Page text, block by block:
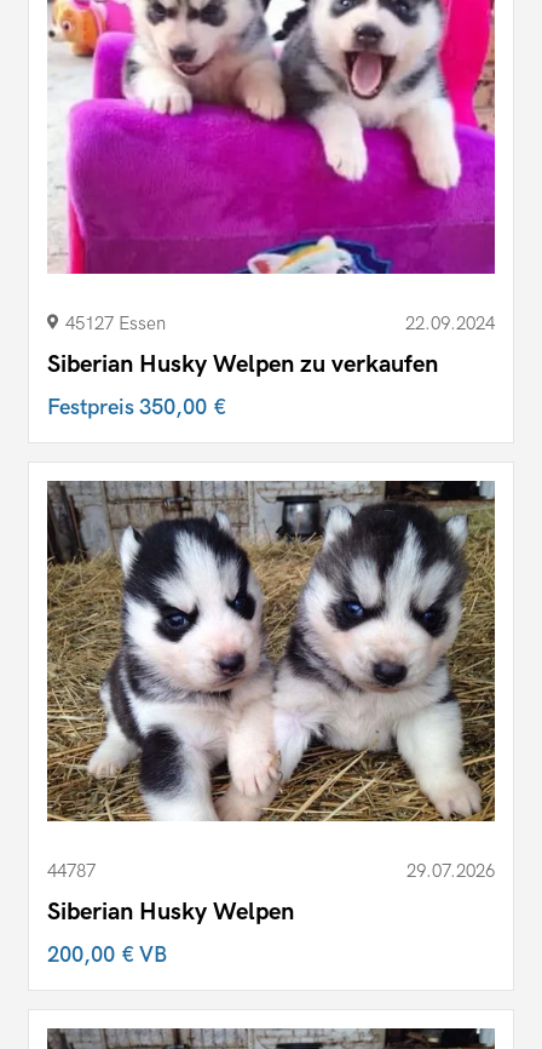
45127 Essen 22.09.2024
Siberian Husky Welpen zu verkaufen
Festpreis350,00 €
44787 29.07.2026
Siberian Husky Welpen
200,00 €VB